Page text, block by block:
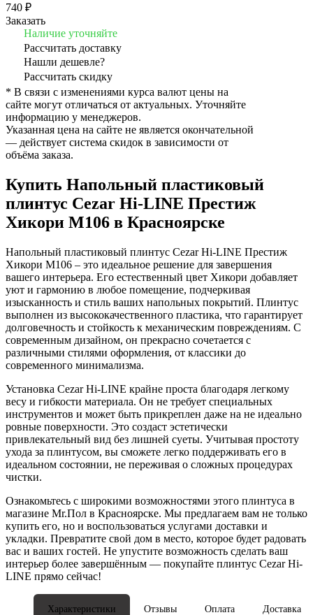
740 ₽
Заказать
Наличие уточняйте
Рассчитать доставку
Нашли дешевле?
Рассчитать скидку
* В связи с изменениями курса валют цены на
сайте могут отличаться от актуальных. Уточняйте
информацию у менеджеров.
Указанная цена на сайте не является окончательной
— действует система скидок в зависимости от
объёма заказа.
Купить Напольный пластиковый
плинтус Cezar Hi-LINE Престиж
Хикори M106 в Красноярске
Напольный пластиковый плинтус Cezar Hi-LINE Престиж
Хикори M106 – это идеальное решение для завершения
вашего интерьера. Его естественный цвет Хикори добавляет
уют и гармонию в любое помещение, подчеркивая
изысканность и стиль ваших напольных покрытий. Плинтус
выполнен из высококачественного пластика, что гарантирует
долговечность и стойкость к механическим повреждениям. С
современным дизайном, он прекрасно сочетается с
различными стилями оформления, от классики до
современного минимализма.
Установка Cezar Hi-LINE крайне проста благодаря легкому
весу и гибкости материала. Он не требует специальных
инструментов и может быть прикреплен даже на не идеально
ровные поверхности. Это создаст эстетически
привлекательный вид без лишней суеты. Учитывая простоту
ухода за плинтусом, вы сможете легко поддерживать его в
идеальном состоянии, не переживая о сложных процедурах
чистки.
Ознакомьтесь с широкими возможностями этого плинтуса в
магазине Mr.Пол в Красноярске. Мы предлагаем вам не только
купить его, но и воспользоваться услугами доставки и
укладки. Превратите свой дом в место, которое будет радовать
вас и ваших гостей. Не упустите возможность сделать ваш
интерьер более завершённым — покупайте плинтус Cezar Hi-
LINE прямо сейчас!
Характеристики Отзывы Оплата Доставка